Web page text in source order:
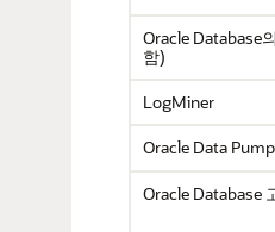
Oracle Database
함)
LogMiner
Oracle Data Pump
Oracle Database